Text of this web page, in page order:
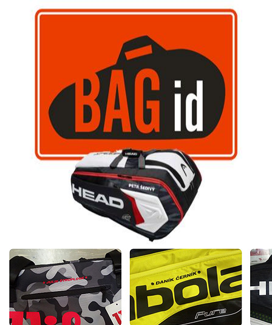
TENISOVÉ BATOHY
YONEX
TECNIFIBRE
LACOSTE
DUNLOP
PRINCE
SOLINCO
ATP
TENISOVÉ MÍČE
TENISOVÉ OBLEČENÍ
TENISOVÉ OMOTÁVKY
TENISOVÉ DOPLŇKY